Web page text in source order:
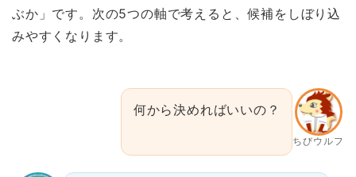
ぶか」です。次の5つの軸で考えると、候補をしぼり込
みやすくなります。
ちびウルフ
何から決めればいいの？